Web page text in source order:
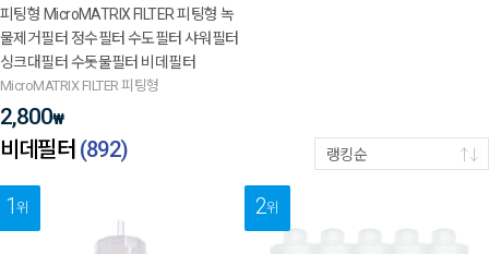
피팅형 MicroMATRIX FILTER 피팅형 녹
물제거필터 정수필터 수도필터 샤워필터
싱크대필터 수돗물필터 비데필터
MicroMATRIX FILTER 피팅형
2,800₩
비데필터 (892) 랭킹순
1위 2위